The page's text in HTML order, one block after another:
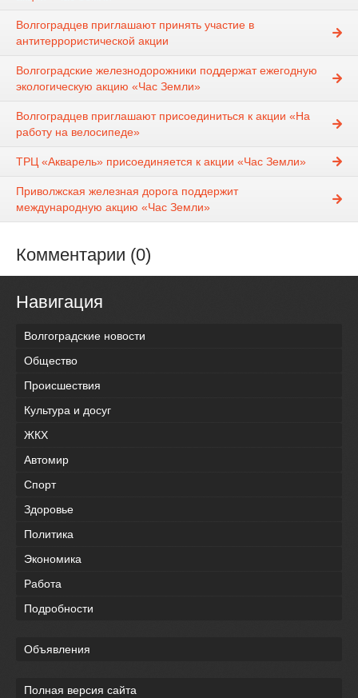
Волгоградцев приглашают принять участие в
антитеррористической акции
Волгоградские железнодорожники поддержат ежегодную
экологическую акцию «Час Земли»
Волгоградцев приглашают присоединиться к акции «На
работу на велосипеде»
ТРЦ «Акварель» присоединяется к акции «Час Земли»
Приволжская железная дорога поддержит
международную акцию «Час Земли»
Комментарии (0)
Навигация
Волгоградские новости
Общество
Происшествия
Культура и досуг
ЖКХ
Автомир
Спорт
Здоровье
Политика
Экономика
Работа
Подробности
Объявления
Полная версия сайта